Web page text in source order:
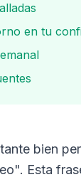
en tu
bien
Esta